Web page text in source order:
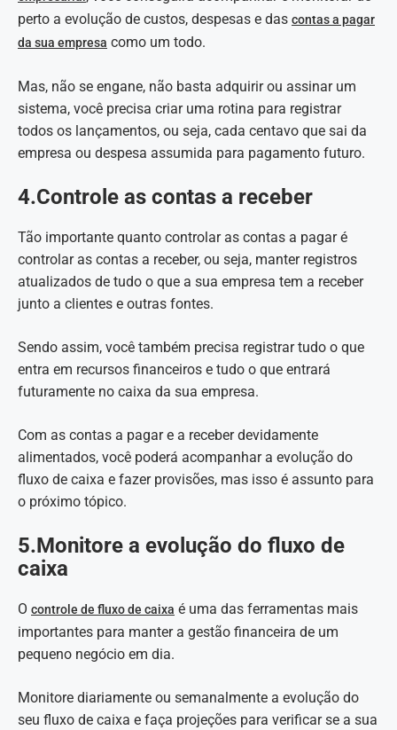
perto a evolução de custos, despesas e das contas a pagar
da sua empresa como um todo.
Mas, não se engane, não basta adquirir ou assinar um
sistema, você precisa criar uma rotina para registrar
todos os lançamentos, ou seja, cada centavo que sai da
empresa ou despesa assumida para pagamento futuro.
4.Controle as contas a receber
Tão importante quanto controlar as contas a pagar é
controlar as contas a receber, ou seja, manter registros
atualizados de tudo o que a sua empresa tem a receber
junto a clientes e outras fontes.
Sendo assim, você também precisa registrar tudo o que
entra em recursos financeiros e tudo o que entrará
futuramente no caixa da sua empresa.
Com as contas a pagar e a receber devidamente
alimentados, você poderá acompanhar a evolução do
fluxo de caixa e fazer provisões, mas isso é assunto para
o próximo tópico.
5.Monitore a evolução do fluxo de
caixa
O controle de fluxo de caixa é uma das ferramentas mais
importantes para manter a gestão financeira de um
pequeno negócio em dia.
Monitore diariamente ou semanalmente a evolução do
seu fluxo de caixa e faça projeções para verificar se a sua